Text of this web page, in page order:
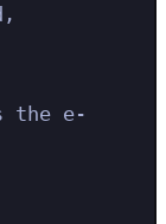
the e-